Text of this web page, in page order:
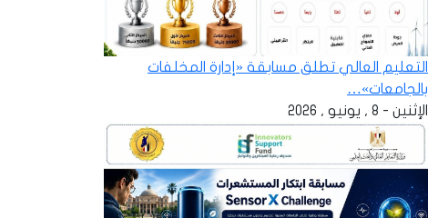
التعليم العالي تطلق مسابقة «إدارة المخلفات
بالجامعات»…
الإثنين - 8 , يونيو , 2026